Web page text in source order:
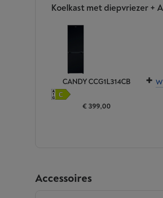
Koelkast met diepvriezer +
CANDY CCG1L314CB
€ 399,00
Accessoires